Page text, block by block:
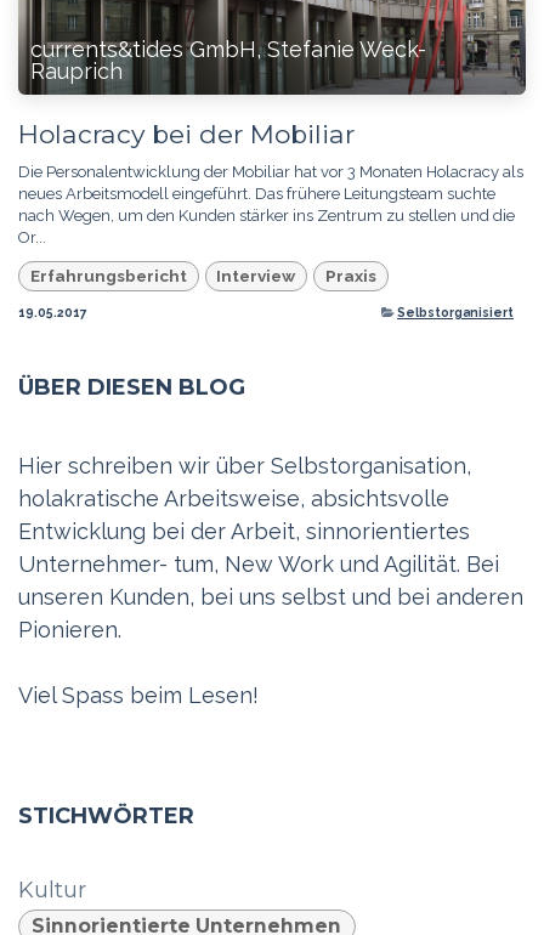
currents&tides GmbH, Stefanie Weck-
Rauprich
Holacracy bei der Mobiliar
Die Personalentwicklung der Mobiliar hat vor 3 Monaten Holacracy als
neues Arbeitsmodell eingeführt. Das frühere Leitungsteam suchte
nach Wegen, um den Kunden stärker ins Zentrum zu stellen und die
Or...
Erfahrungsbericht Interview Praxis
19.05.2017 Selbstorganisiert
ÜBER DIESEN BLOG
Hier schreiben wir über Selbstorganisation,
holakratische Arbeitsweise, absichtsvolle
Entwicklung bei der Arbeit, sinnorientiertes
Unternehmer- tum, New Work und Agilität. Bei
unseren Kunden, bei uns selbst und bei anderen
Pionieren.
Viel Spass beim Lesen!
STICHWÖRTER
Kultur
Sinnorientierte Unternehmen